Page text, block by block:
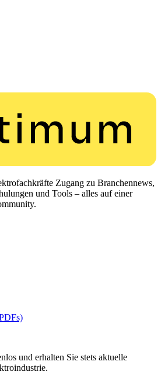
Zugang zu Branchennews,
und Tools – alles auf einer
und erhalten Sie stets aktuelle